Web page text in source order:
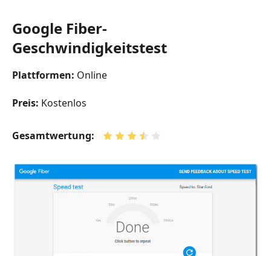
Google Fiber-
Geschwindigkeitstest
Plattformen: Online
Preis: Kostenlos
Gesamtwertung: